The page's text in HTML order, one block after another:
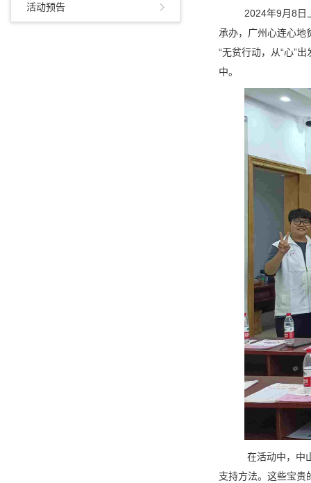
活动预告
2024年9月8日
承办，广州心连心地
“无贫行动，从“心”
中。
在活动中， 中
支持方法。这些宝贵